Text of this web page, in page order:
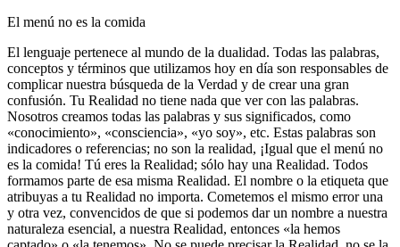
El menú no es la comida
El lenguaje pertenece al mundo de la dualidad. Todas las palabras,
conceptos y términos que utilizamos hoy en día son responsables de
complicar nuestra búsqueda de la Verdad y de crear una gran
confusión. Tu Realidad no tiene nada que ver con las palabras.
Nosotros creamos todas las palabras y sus significados, como
«conocimiento», «consciencia», «yo soy», etc. Estas palabras son
indicadores o referencias; no son la realidad, ¡Igual que el menú no
es la comida! Tú eres la Realidad; sólo hay una Realidad. Todos
formamos parte de esa misma Realidad. El nombre o la etiqueta que
atribuyas a tu Realidad no importa. Cometemos el mismo error una
y otra vez, convencidos de que si podemos dar un nombre a nuestra
naturaleza esencial, a nuestra Realidad, entonces «la hemos